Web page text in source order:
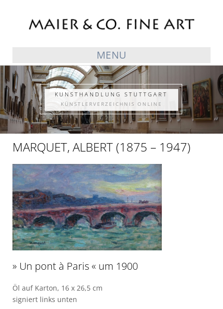
MENU
KUNSTHANDLUNG STUTTGART
KÜNSTLERVERZEICHNIS ONLINE
MARQUET, ALBERT (1875 – 1947)
» Un pont à Paris « um 1900
Öl auf Karton, 16 x 26,5 cm
signiert links unten